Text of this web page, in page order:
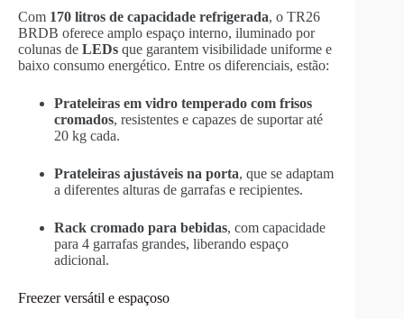
Com 170 litros de capacidade refrigerada, o TR26
BRDB oferece amplo espaço interno, iluminado por
colunas de LEDs que garantem visibilidade uniforme e
baixo consumo energético. Entre os diferenciais, estão:
Prateleiras em vidro temperado com frisos
cromados, resistentes e capazes de suportar até
20 kg cada.
Prateleiras ajustáveis na porta, que se adaptam
a diferentes alturas de garrafas e recipientes.
Rack cromado para bebidas, com capacidade
para 4 garrafas grandes, liberando espaço
adicional.
Freezer versátil e espaçoso